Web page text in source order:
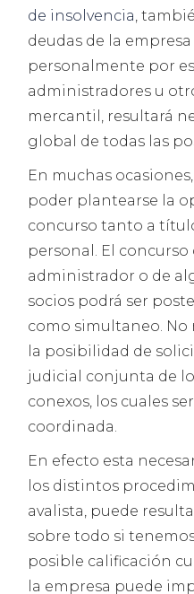
de insolvencia,
deudas de la
personalmente por
administradores u
mercantil, resultará
global de todas las
En muchas
poder plantearse la
concurso tanto a
personal. El
administrador o de
socios podrá ser
como simultaneo. No
la posibilidad de
judicial conjunta de
conexos, los cuales
coordinada.
En efecto esta
los distintos
avalista, puede
sobre todo si
posible calificación
la empresa puede